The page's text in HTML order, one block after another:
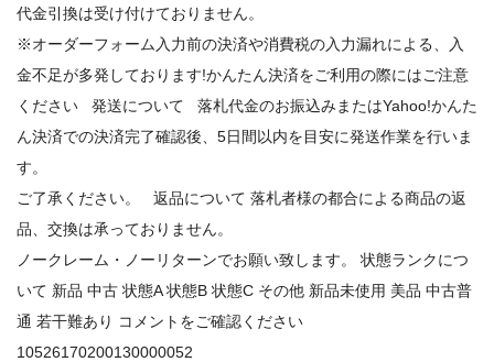
代金引換は受け付けておりません。
※オーダーフォーム入力前の決済や消費税の入力漏れによる、入
金不足が多発しております!かんたん決済をご利用の際にはご注意
ください 発送について 落札代金のお振込みまたはYahoo!かんた
ん決済での決済完了確認後、5日間以内を目安に発送作業を行いま
す。
ご了承ください。 返品について 落札者様の都合による商品の返
品、交換は承っておりません。
ノークレーム・ノーリターンでお願い致します。 状態ランクにつ
いて 新品 中古 状態A 状態B 状態C その他 新品未使用 美品 中古普
通 若干難あり コメントをご確認ください
10526170200130000052